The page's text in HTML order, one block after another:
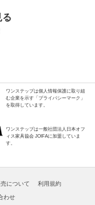
る
ワンステップは個人情報保護に取り組
む企業を示す「プライバシーマーク」
を取得しています。
ワンステップは一般社団法人日本オフ
ィス家具協会 JOIFAに加盟していま
す。
について 利用規約
わせ